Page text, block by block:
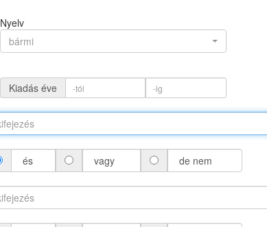
Nyelv
bármi
Kiadás éve
és vagy de nem